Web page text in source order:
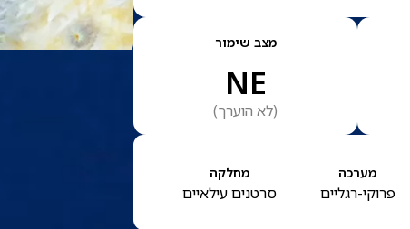
מצב שימור
NE
(לא הוערך)
מערכה
פרוקי-רגליים
מחלקה
סרטנים עילאיים